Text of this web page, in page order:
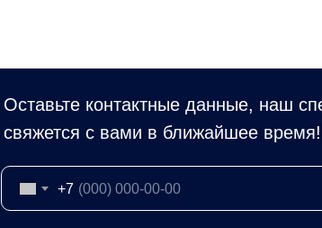
+7
Оставьте контактные данные, наш
свяжется с вами в ближайшее время!